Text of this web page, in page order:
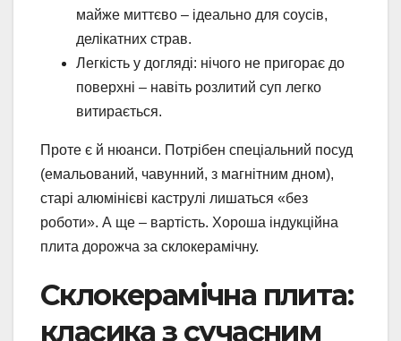
майже миттєво – ідеально для соусів,
делікатних страв.
Легкість у догляді: нічого не пригорає до
поверхні – навіть розлитий суп легко
витирається.
Проте є й нюанси. Потрібен спеціальний посуд
(емальований, чавунний, з магнітним дном),
старі алюмінієві каструлі лишаться «без
роботи». А ще – вартість. Хороша індукційна
плита дорожча за склокерамічну.
Склокерамічна плита:
класика з сучасним